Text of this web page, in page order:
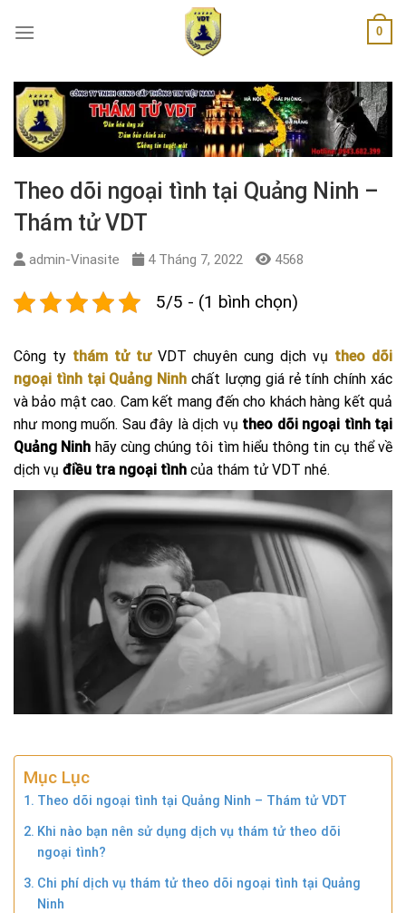
0
Theo dõi ngoại tình tại Quảng Ninh –
Thám tử VDT
admin-Vinasite 4 Tháng 7, 2022 4568
5/5 - (1 bình chọn)
Công ty thám tử tưVDT chuyên cung dịch vụ theo dõi
ngoại tình tại Quảng Ninhchất lượng giá rẻ tính chính xác
và bảo mật cao. Cam kết mang đến cho khách hàng kết quả
như mong muốn. Sau đây là dịch vụ theo dõi ngoại tình tại
Quảng Ninh hãy cùng chúng tôi tìm hiểu thông tin cụ thể về
dịch vụ điều tra ngoại tình của thám tử VDT nhé.
Mục Lục
Theo dõi ngoại tình tại Quảng Ninh – Thám tử VDT
Khi nào bạn nên sử dụng dịch vụ thám tử theo dõi
ngoại tình?
Chi phí dịch vụ thám tử theo dõi ngoại tình tại Quảng
Ninh